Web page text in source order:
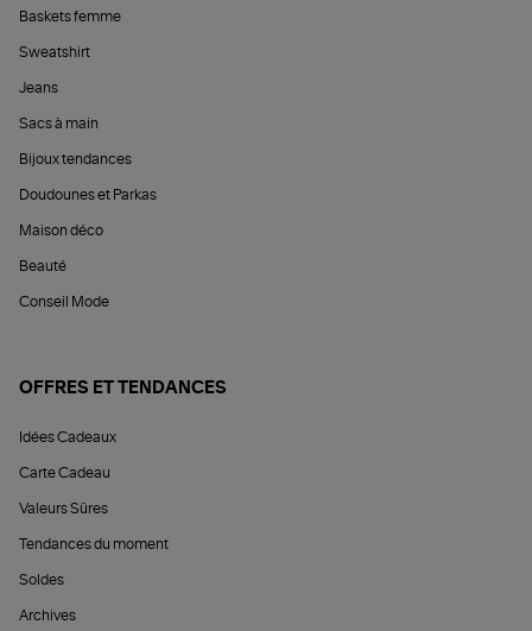
Baskets femme
Sweatshirt
Jeans
Sacs à main
Bijoux tendances
Doudounes et Parkas
Maison déco
Beauté
Conseil Mode
OFFRES ET TENDANCES
Idées Cadeaux
Carte Cadeau
Valeurs Sûres
Tendances du moment
Soldes
Archives